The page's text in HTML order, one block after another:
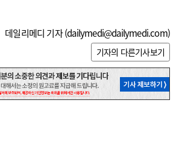
데일리메디 기자 (dailymedi@dailymedi.com)
기자의 다른기사보기